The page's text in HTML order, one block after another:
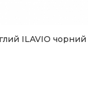
ILAVIO чорний